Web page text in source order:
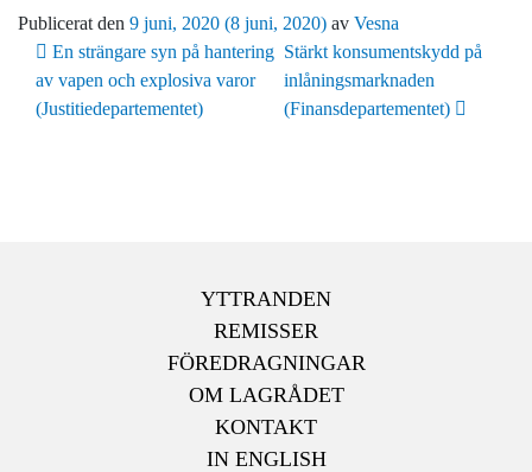
Publicerat den 9 juni, 2020 (8 juni, 2020) av Vesna
Inläggsnavigering
En strängare syn på hantering
av vapen och explosiva varor
(Justitiedepartementet)
Stärkt konsumentskydd på
inlåningsmarknaden
(Finansdepartementet)
YTTRANDEN
REMISSER
FÖREDRAGNINGAR
OM LAGRÅDET
KONTAKT
IN ENGLISH